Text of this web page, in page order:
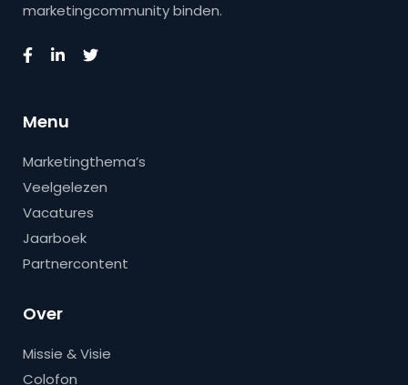
marketingcommunity binden.
Menu
Marketingthema’s
Veelgelezen
Vacatures
Jaarboek
Partnercontent
Over
Missie & Visie
Colofon